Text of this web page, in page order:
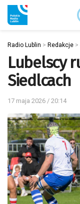
Radio Lublin > Redakcje >
Lubelscy
Siedlcach
17 maja 2026 / 20:14